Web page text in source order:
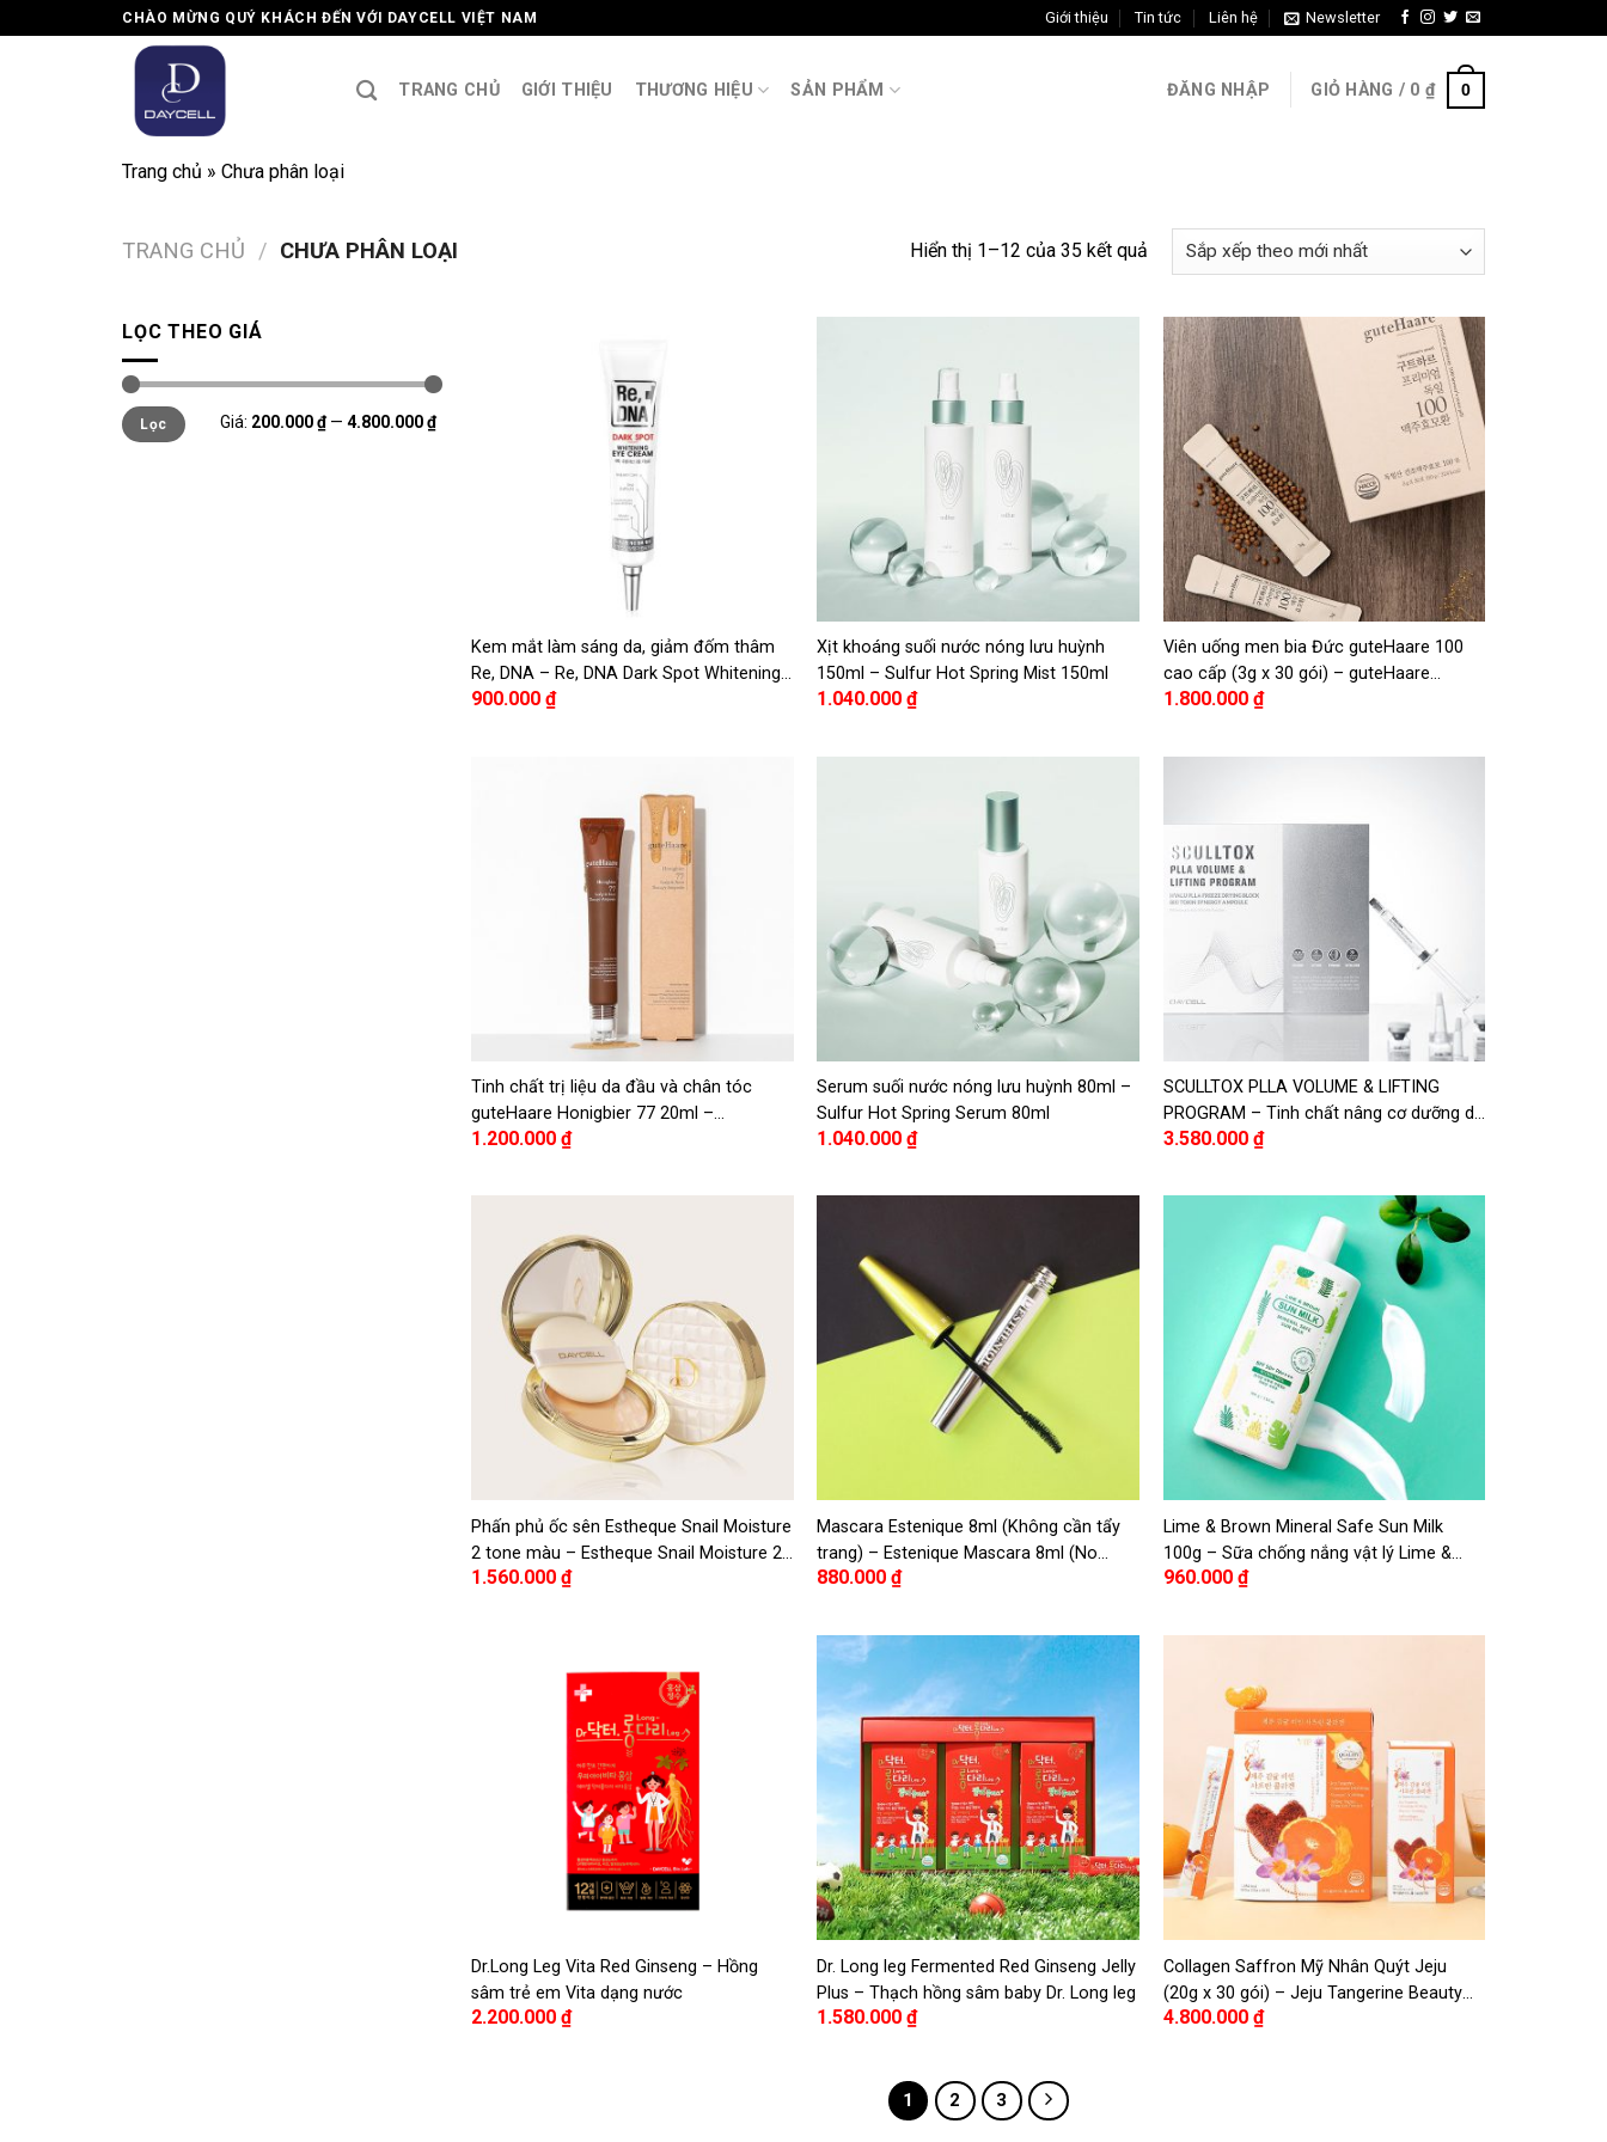
to
CHÀO MỪNG QUÝ KHÁCH ĐẾN VỚI DAYCELL VIỆT NAM Giới thiệu Tin tức Liên hệ Newsletter
TRANG CHỦ GIỚI THIỆU THƯƠNG HIỆU SẢN PHẨM ĐĂNG NHẬP GIỎ HÀNG / 0₫ 0
Trang chủ » Chưa phân loại
TRANG CHỦ / CHƯA PHÂN LOẠI Hiển thị 1–12 của 35 kết quả
LỌC THEO GIÁ
Giá
tối
thiểu
Giá
tối
đa
Lọc Giá: 200.000 ₫— 4.800.000 ₫
Kem mắt làm sáng da, giảm đốm thâm
Re, DNA – Re, DNA Dark Spot Whitening
Eye Cream 30ml
900.000₫
Xịt khoáng suối nước nóng lưu huỳnh
150ml – Sulfur Hot Spring Mist 150ml
1.040.000₫
Viên uống men bia Đức guteHaare 100
cao cấp (3g x 30 gói) – guteHaare
Premium German 100 Brewer’s Yeast
1.800.000 ₫
Tinh chất trị liệu da đầu và chân tóc
guteHaare Honigbier 77 20ml –
guteHaare Honigbier 77 Scalp & Root
1.200.000₫
Serum suối nước nóng lưu huỳnh 80ml –
Sulfur Hot Spring Serum 80ml
1.040.000₫
SCULLTOX PLLA VOLUME & LIFTING
PROGRAM – Tinh chất nâng cơ dưỡng da
SCULLTOX PLLA VOLUME
3.580.000 ₫
Phấn phủ ốc sên Estheque Snail Moisture
2 tone màu – Estheque Snail Moisture 2
Way Pact, 2 types, choose 1
1.560.000₫
Mascara Estenique 8ml (Không cần tẩy
trang) – Estenique Mascara 8ml (No
Remover)
880.000₫
Lime & Brown Mineral Safe Sun Milk
100g – Sữa chống nắng vật lý Lime &
Brown 100g
960.000 ₫
Dr.Long Leg Vita Red Ginseng – Hồng
sâm trẻ em Vita dạng nước
2.200.000₫
Dr. Long leg Fermented Red Ginseng Jelly
Plus – Thạch hồng sâm baby Dr. Long leg
1.580.000₫
Collagen Saffron Mỹ Nhân Quýt Jeju
(20g x 30 gói) – Jeju Tangerine Beauty
Saffron Collagen
4.800.000 ₫
1 2 3